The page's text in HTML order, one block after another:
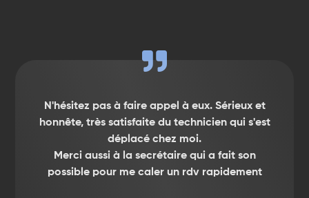

N'hésitez pas à faire appel à eux. Sérieux et
honnête, très satisfaite du technicien qui s'est
déplacé chez moi.
Merci aussi à la secrétaire qui a fait son
possible pour me caler un rdv rapidement